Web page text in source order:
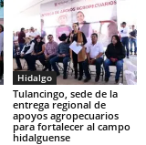
Hidalgo
Tulancingo, sede de la
entrega regional de
apoyos agropecuarios
para fortalecer al campo
hidalguense